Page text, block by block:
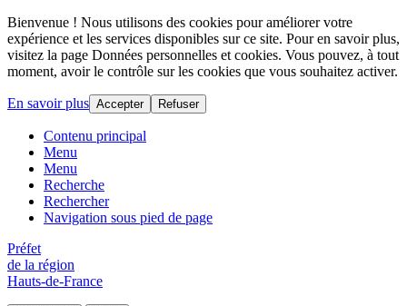
Bienvenue ! Nous utilisons des cookies pour améliorer votre
expérience et les services disponibles sur ce site. Pour en savoir plus,
visitez la page Données personnelles et cookies. Vous pouvez, à tout
moment, avoir le contrôle sur les cookies que vous souhaitez activer.
En savoir plus Accepter Refuser
Contenu principal
Menu
Menu
Recherche
Rechercher
Navigation sous pied de page
Préfet
de la région
Hauts-de-France